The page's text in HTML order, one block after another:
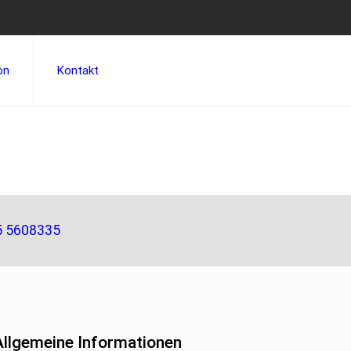
Kontakt
5608335
Informationen